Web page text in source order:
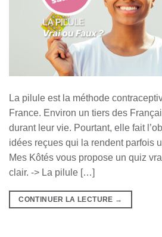
La pilule est la méthode
France. Environ un tiers des
durant leur vie. Pourtant, elle fait
idées reçues qui la rendent parfois
Mes Kôtés vous propose un quiz
clair. -> La pilule […]
CONTINUER LA LECTURE →